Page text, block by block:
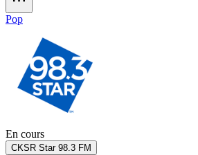
Pop
En cours
CKSR Star 98.3 FM